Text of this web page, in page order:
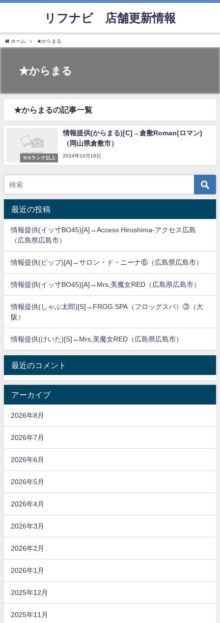
リフナビ®店舗更新情報
ホーム ★からまる
★からまる
★からまるの記事一覧
※Aランク以上
情報提供(からまる)[C]→倉敷Roman(ロマン)
（岡山県倉敷市）
2024年10月16日
最近の投稿
情報提供(イッ寸BO45)[A]→Access Hiroshima-アクセス広島
（広島県広島市）
情報提供(ピップ)[A]→サロン・ド・ニーナ⑥（広島県広島市）
情報提供(イッ寸BO45)[A]→Mrs,美魔女RED（広島県広島市）
情報提供(しゃぶ太郎)[S]→FROG SPA（フロッグスパ）③（大
阪）
情報提供(けいた)[S]→Mrs,美魔女RED（広島県広島市）
最近のコメント
アーカイブ
2026年8月
2026年7月
2026年6月
2026年5月
2026年4月
2026年3月
2026年2月
2026年1月
2025年12月
2025年11月